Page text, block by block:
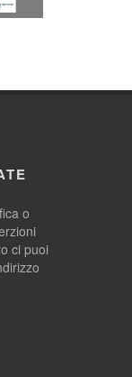
o
ci puoi